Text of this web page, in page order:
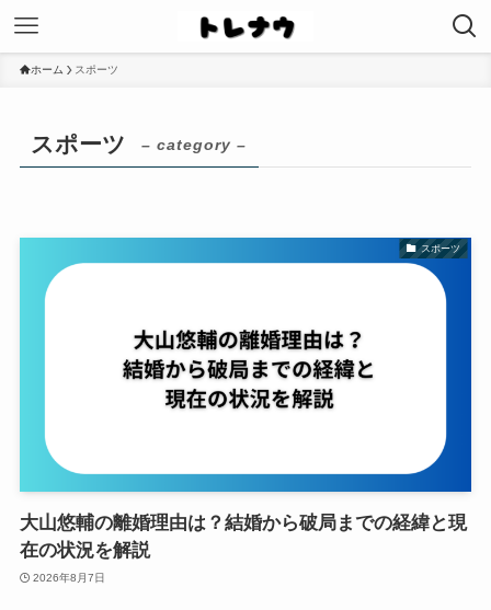
ホーム スポーツ
スポーツ – category –
スポーツ
大山悠輔の離婚理由は？結婚から破局までの経緯と現
在の状況を解説
2026年8月7日